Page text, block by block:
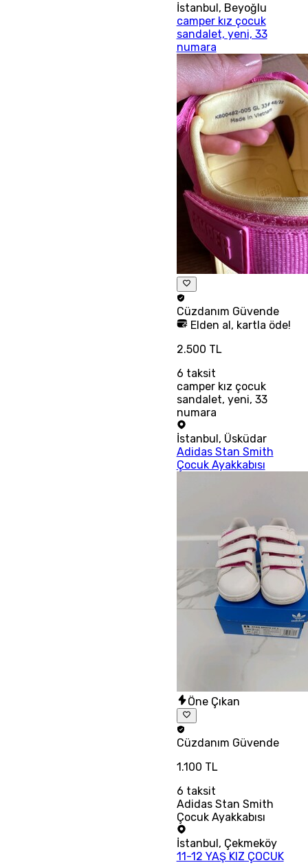
İstanbul, Beyoğlu
camper kız çocuk
sandalet, yeni, 33
numara
Cüzdanım Güvende
Elden al, kartla öde!
2.500 TL
6 taksit
camper kız çocuk
sandalet, yeni, 33
numara
İstanbul, Üsküdar
Adidas Stan Smith
Çocuk Ayakkabısı
Öne Çıkan
Cüzdanım Güvende
1.100 TL
6 taksit
Adidas Stan Smith
Çocuk Ayakkabısı
İstanbul , Çekmeköy
11-12 YAŞ KIZ ÇOCUK